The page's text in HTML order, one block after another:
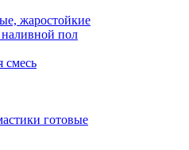
жаростойкие
пол
смесь
готовые